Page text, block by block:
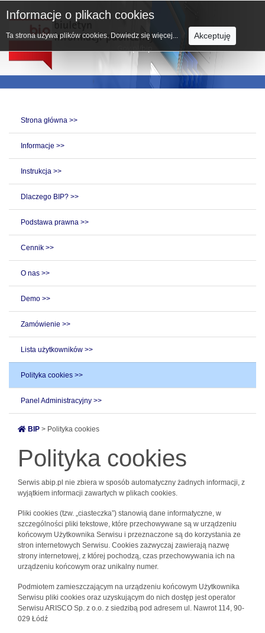
Strona główna >>
Informacje >>
Instrukcja >>
Dlaczego BIP? >>
Podstawa prawna >>
Cennik >>
O nas >>
Demo >>
Zamówienie >>
Lista użytkowników >>
Polityka cookies >>
Panel Administracyjny >>
BIP > Polityka cookies
Polityka cookies
Serwis abip.pl nie zbiera w sposób automatyczny żadnych informacji, z
wyjątkiem informacji zawartych w plikach cookies.
Pliki cookies (tzw. „ciasteczka”) stanowią dane informatyczne, w
szczególności pliki tekstowe, które przechowywane są w urządzeniu
końcowym Użytkownika Serwisu i przeznaczone są do korzystania ze
stron internetowych Serwisu. Cookies zazwyczaj zawierają nazwę
strony internetowej, z której pochodzą, czas przechowywania ich na
urządzeniu końcowym oraz unikalny numer.
Podmiotem zamieszczającym na urządzeniu końcowym Użytkownika
Serwisu pliki cookies oraz uzyskującym do nich dostęp jest operator
Serwisu ARISCO Sp. z o.o. z siedzibą pod adresem ul. Nawrot 114, 90-
029 Łódź
Informacje o plikach cookies
Ta strona używa plików cookies. Dowiedz się więcej... Akceptuję